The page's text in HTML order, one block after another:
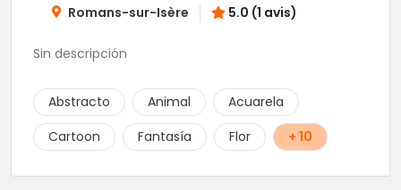
Romans-sur-Isère 5.0 (1 avis)
Sin descripción
Abstracto Animal
Acuarela
Cartoon
Fantasía Flor + 10